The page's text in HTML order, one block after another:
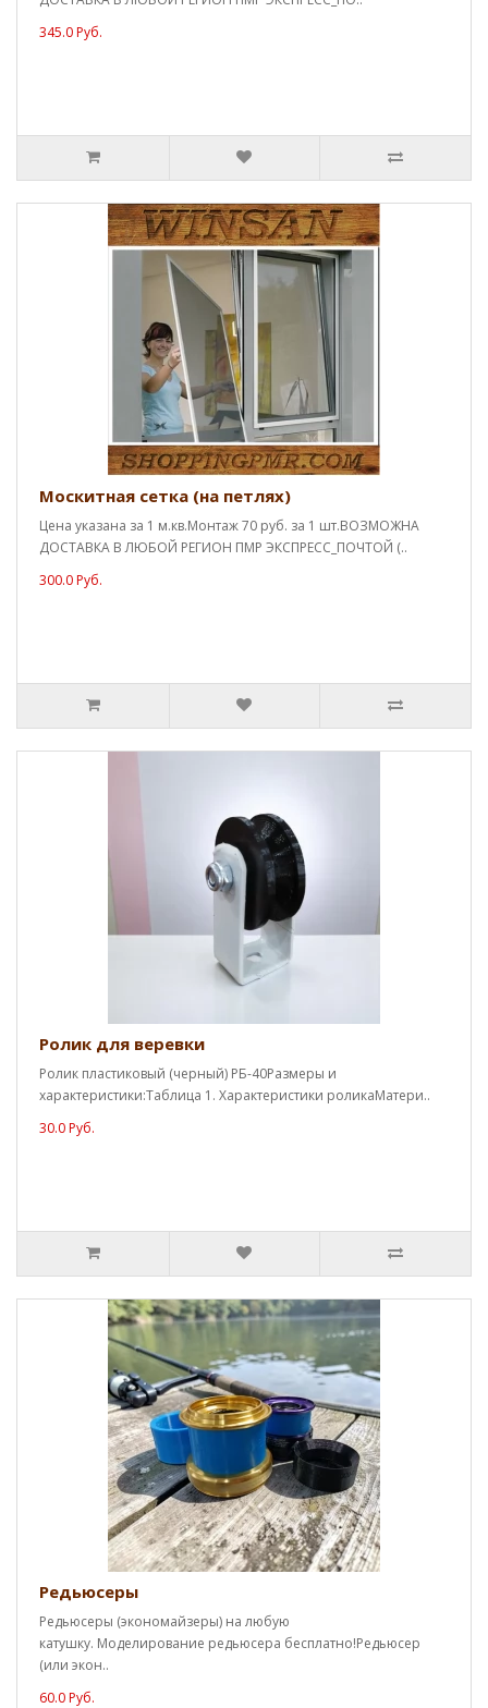
345.0 Руб.
Москитная сетка (на петлях)
Цена указана за 1 м.кв.Монтаж 70 руб. за 1 шт.ВОЗМОЖНА
ДОСТАВКА В ЛЮБОЙ РЕГИОН ПМР ЭКСПРЕСС_ПОЧТОЙ (..
300.0 Руб.
Ролик для веревки
Ролик пластиковый (черный) РБ-40Размеры и
характеристики:Таблица 1. Характеристики роликаМатери..
30.0 Руб.
Редьюсеры
Редьюсеры (экономайзеры) на любую
катушку. Моделирование редьюсера бесплатно!Редьюсер
(или экон..
60.0 Руб.